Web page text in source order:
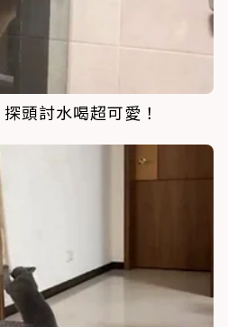
頭討水喝超可愛！